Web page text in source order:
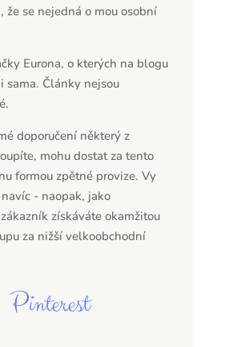
že se nejedná o mou osobní
Eurona, o kterých na blogu
sama. Články nejsou
doporučení některý z
mohu dostat za tento
formou zpětné provize. Vy
- naopak, jako
získáváte okamžitou
za nižší velkoobchodní
Pinterest